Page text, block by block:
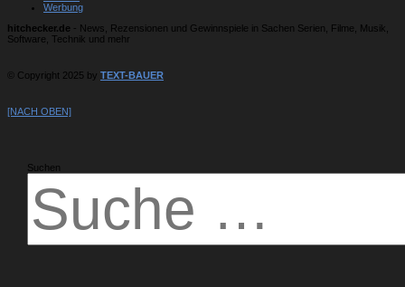
Werbung
hitchecker.de - News, Rezensionen und Gewinnspiele in Sachen Serien, Filme, Musik,
Software, Technik und mehr
© Copyright 2025 by TEXT-BAUER
[NACH OBEN]
Suchen